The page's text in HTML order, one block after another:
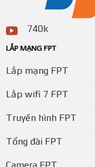
740k
LẮP MẠNG FPT
Lắp mạng FPT
Lắp wifi 7 FPT
Truyền hình FPT
Tổng đài FPT
Camera FPT